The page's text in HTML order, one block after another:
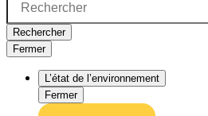
Rechercher
Fermer
L’état de l’environnement
Fermer